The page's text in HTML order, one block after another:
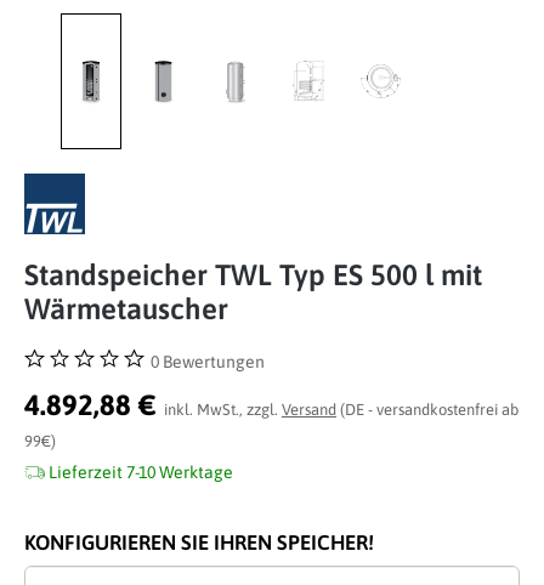
Standspeicher TWL Typ ES 500 l mit
Wärmetauscher
Durchschnittliche Bewertung von 0 von 5 Sternen
0 Bewertungen
4.892,88 € inkl. MwSt., zzgl. Versand (DE - versandkostenfrei ab
99€)
Lieferzeit 7-10 Werktage
KONFIGURIEREN SIE IHREN SPEICHER!